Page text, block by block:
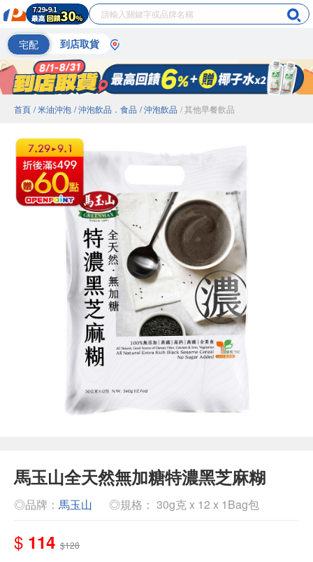
宅配 到店取貨
首頁 / 米油沖泡 / 沖泡飲品．食品 / 沖泡飲品 / 其他早餐飲品
馬玉山全天然無加糖特濃黑芝麻糊
◎品牌： 馬玉山 ◎規格： 30g克 x 12 x 1Bag包
$ 114 $128